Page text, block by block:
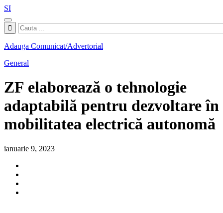
SI
Adauga Comunicat/Advertorial
General
ZF elaborează o tehnologie
adaptabilă pentru dezvoltare în
mobilitatea electrică autonomă
ianuarie 9, 2023